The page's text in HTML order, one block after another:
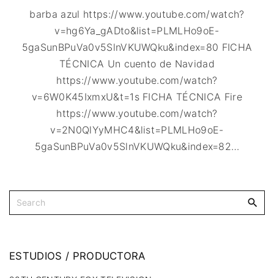
barba azul https://www.youtube.com/watch?
v=hg6Ya_gADto&list=PLMLHo9oE-
5gaSunBPuVa0v5SlnVKUWQku&index=80 FICHA
TÉCNICA Un cuento de Navidad
https://www.youtube.com/watch?
v=6W0K45IxmxU&t=1s FICHA TÉCNICA Fire
https://www.youtube.com/watch?
v=2N0QlYyMHC4&list=PLMLHo9oE-
5gaSunBPuVa0v5SlnVKUWQku&index=82…
ESTUDIOS / PRODUCTORA